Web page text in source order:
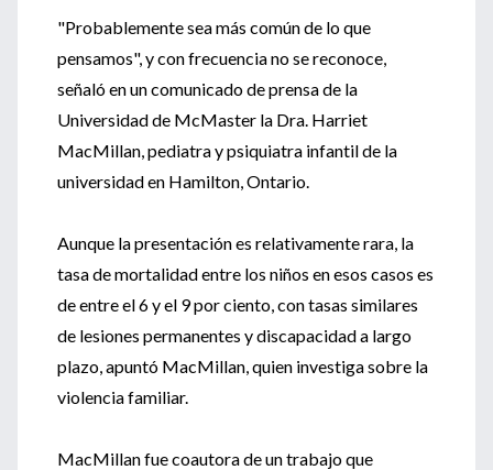
"Probablemente sea más común de lo que
pensamos", y con frecuencia no se reconoce,
señaló en un comunicado de prensa de la
Universidad de McMaster la Dra. Harriet
MacMillan, pediatra y psiquiatra infantil de la
universidad en Hamilton, Ontario.
Aunque la presentación es relativamente rara, la
tasa de mortalidad entre los niños en esos casos es
de entre el 6 y el 9 por ciento, con tasas similares
de lesiones permanentes y discapacidad a largo
plazo, apuntó MacMillan, quien investiga sobre la
violencia familiar.
MacMillan fue coautora de un trabajo que